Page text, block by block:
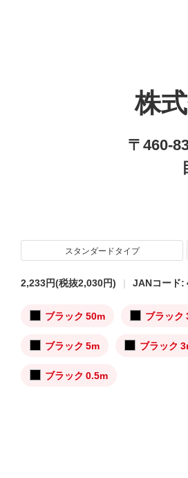
株
〒460-
スタンダードタイプ
2,233円(税抜2,030円) JANコード:
ブラック 50m ブラック
ブラック 5m ブラック
ブラック 0.5m